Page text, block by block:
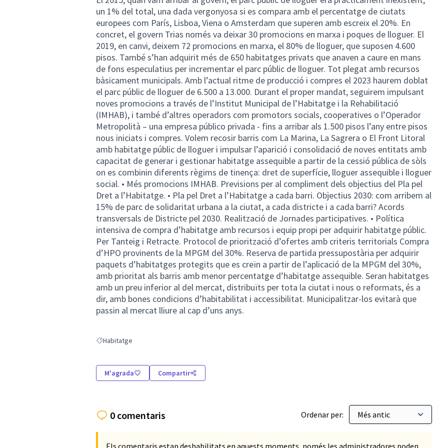
un 1% del total, una dada vergonyosa si es compara amb el percentatge de ciutats
europees com París, Lisboa, Viena o Amsterdam que superen amb escreix el 20%. En
concret, el govern Trias només va deixar 30 promocions en marxa i poques de lloguer. El
2019, en canvi, deixem 72 promocions en marxa, el 80% de lloguer, que suposen 4.600
pisos. També s’han adquirit més de 650 habitatges privats que anaven a caure en mans
de fons especulatius per incrementar el parc públic de lloguer. Tot plegat amb recursos
bàsicament municipals. Amb l’actual ritme de producció i compres el 2023 haurem doblat
el parc públic de lloguer de 6.500 a 13.000. Durant el proper mandat, seguirem impulsant
noves promocions a través de l’Institut Municipal de l’Habitatge i la Rehabilitació
(IMHAB), i també d’altres operadors com promotors socials, cooperatives o l’Operador
Metropolità – una empresa público privada - fins a arribar als 1.500 pisos l’any entre pisos
nous iniciats i compres. Volem recosir barris com La Marina, La Sagrera o El Front Litoral
amb habitatge públic de lloguer i impulsar l’aparició i consolidació de noves entitats amb
capacitat de generar i gestionar habitatge assequible a partir de la cessió pública de sòls
on es combinin diferents règims de tinença: dret de superfície, lloguer assequible i lloguer
social. • Més promocions IMHAB. Previsions per al compliment dels objectius del Pla pel
Dret a l’Habitatge. • Pla pel Dret a l’Habitatge a cada barri. Objectius 2030: com arribem al
15% de parc de solidaritat urbana a la ciutat, a cada districte i a cada barri? Acords
transversals de Districte pel 2030. Realització de Jornades participatives. • Política
intensiva de compra d’habitatge amb recursos i equip propi per adquirir habitatge públic.
Per Tanteig i Retracte. Protocol de priorització d’ofertes amb criteris territorials Compra
d’HPO provinents de la MPGM del 30%. Reserva de partida pressupostària per adquirir
paquets d’habitatges protegits que es creïn a partir de l’aplicació de la MPGM del 30%,
amb prioritat als barris amb menor percentatge d’habitatge assequible. Seran habitatges
amb un preu inferior al del mercat, distribuïts per tota la ciutat i nous o reformats, és a
dir, amb bones condicions d’habitabilitat i accessibilitat. Municipalitzar-los evitarà que
passin al mercat lliure al cap d’uns anys.
Resultats en filtrar per: Habitatge
Habitatge
M'agrada Compartir
0 comentaris Ordenar per:
Els comentaris estan deshabilitats en aquests moments, només les administradores poden